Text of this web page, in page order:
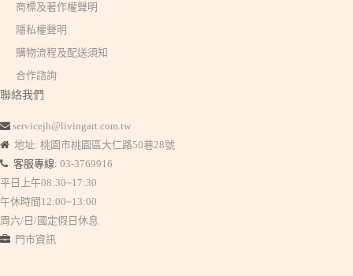
商標及著作權聲明
隱私權聲明
購物流程及配送須知
合作諮詢
聯絡我們
servicejh@livingart.com.tw
地址: 桃園市桃園區大仁路50巷28號
客服專線: 03-3769916
平日上午08:30~17:30
午休時間12:00~13:00
周六/日/國定假日休息
門市資訊